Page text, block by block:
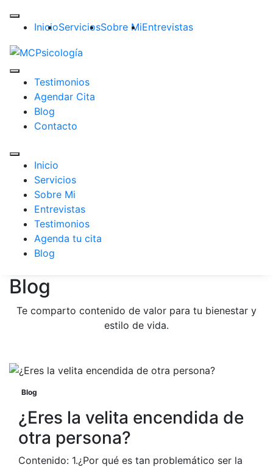
InicioServiciosSobre MiEntrevistas
Testimonios
Agendar Cita
Blog
Contacto
Inicio
Servicios
Sobre Mi
Entrevistas
Testimonios
Agenda tu cita
Blog
Blog
Te comparto contenido de valor para tu bienestar y
estilo de vida.
Blog
¿Eres la velita encendida de
otra persona?
Contenido: 1.¿Por qué es tan problemático ser la